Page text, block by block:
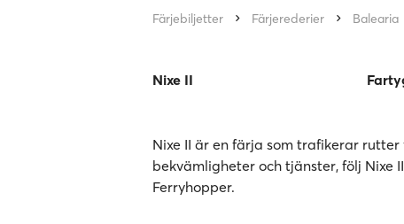
Färjebiljetter Färjerederier Balearia
Nixe II
Nixe II är en färja som trafikerar
bekvämligheter och tjänster, följ
Ferryhopper.